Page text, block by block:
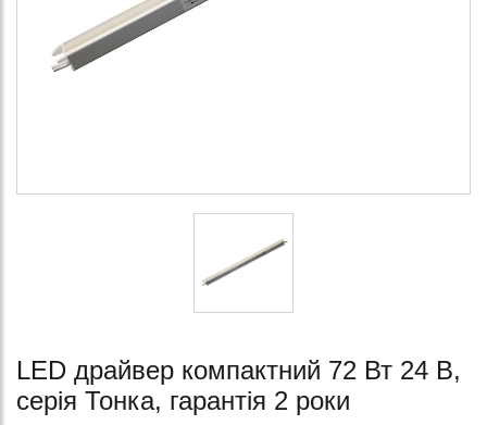
LED драйвер компактний 72 Вт 24 В,
серія Тонка, гарантія 2 роки